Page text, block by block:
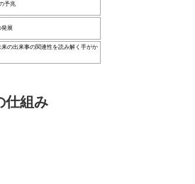
予兆
発展
の出来事の関連性を読み解く手がか
仕組み